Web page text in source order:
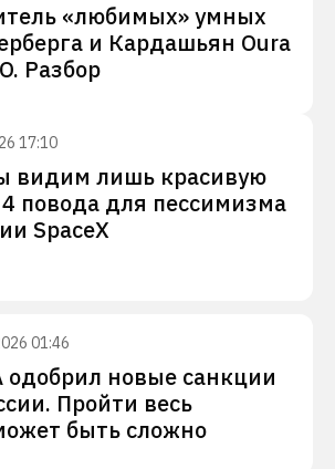
«любимых» умных
и Кардашьян Oura
Разбор
17:10
видим лишь красивую
повода для пессимизма
SpaceX
01:46
новые санкции
Пройти весь
быть сложно